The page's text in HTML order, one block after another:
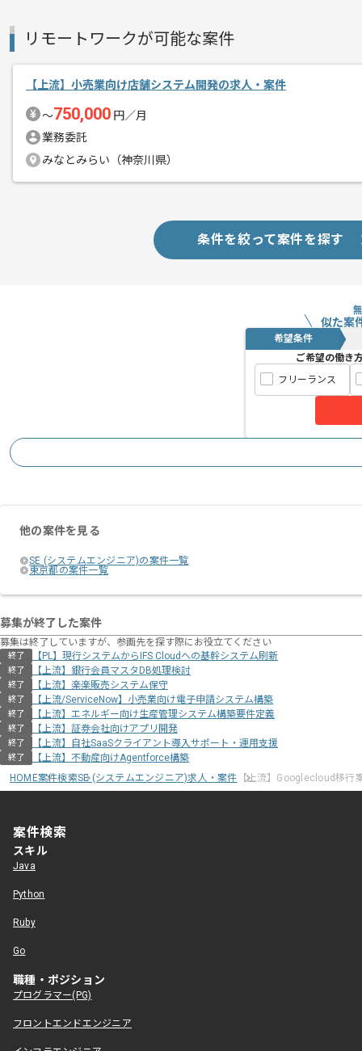
新しいアイディアや技術を積極的に導入
スキルアップされたい方、長期的に参
リモートワークが可能な案件
【上流】小売業向け店舗システム開発の求人・案件
〜750,000 円／月
業務委託
みなとみらい（神奈川県）
条件を絞って案件を探す
似た案
希望条件
ご希望の働き
フリーランス
他の案件を見る
SE (システムエンジニア)の案件一覧
東京都の案件一覧
募集が終了した案件
募集は終了していますが、参画先を探す際にお役立てください
終了 【PL】現行システムからIFS Cloudへの基幹システム刷新
終了 【上流】銀行会員マスタDB処理検討
終了 【上流】楽楽販売システム保守
終了 【上流/ServiceNow】小売業向け電子申請システム構築
終了 【上流】エネルギー向け生産管理システム構築要件定義
終了 【上流】証券会社向けアプリ開発
終了 【上流】自社SaaSクライアント導入サポート・運用支援
終了
【上流】不動産向けAgentforce構築
HOME案件検索SE (システムエンジニア)求人・案件 【上流】Googlecloud移行
案件検索
スキル
Java
Python
Ruby
Go
職種・ポジション
プログラマー(PG)
フロントエンドエンジニア